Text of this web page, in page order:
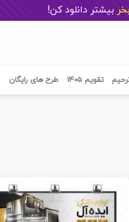
بیشتر دانلود کن!
تقویم 1405 طرح های رایگان